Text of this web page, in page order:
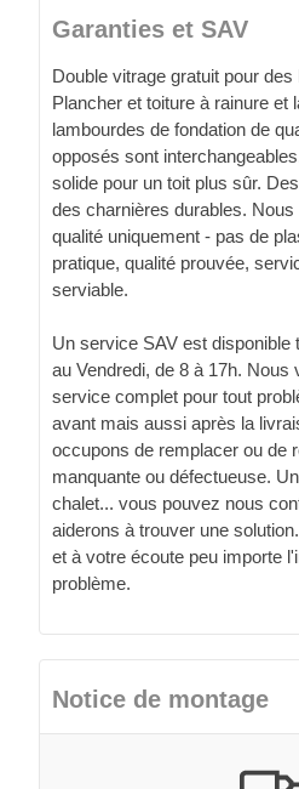
Garanties et SAV
Double vitrage gratuit pour
Plancher et toiture à rainure et
lambourdes de fondation de
opposés sont
solide pour un toit plus sûr.
des charnières durables.
qualité uniquement - pas de
pratique, qualité prouvée,
serviable.
Un service SAV est disponible
au Vendredi, de 8 à 17h. Nous
service complet pour tout
avant mais aussi après la
occupons de remplacer ou de
manquante ou défectueuse.
chalet... vous pouvez nous
aiderons à trouver une
et à votre écoute peu importe
problème.
Notice de montage